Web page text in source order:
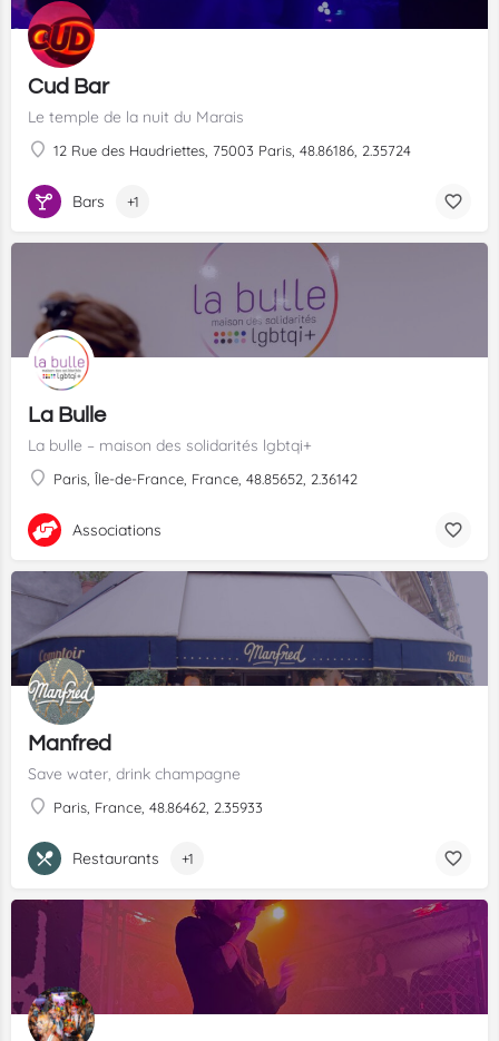
Cud Bar
Le temple de la nuit du Marais
12 Rue des Haudriettes, 75003 Paris, 48.86186, 2.35724
Bars +1
La Bulle
La bulle – maison des solidarités lgbtqi+
Paris, Île-de-France, France, 48.85652, 2.36142
Associations
Manfred
Save water, drink champagne
Paris, France, 48.86462, 2.35933
Restaurants +1